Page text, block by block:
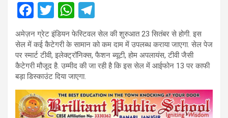
F
a
ce
b
o
o
k
T
wi
tt
er
W
h
at
s
A
p
p
el
e
gr
a
m
अमेज़न ग्रेट इंडियन फेस्टिवल सेल की शुरुआत 23 सितंबर से होगी. इस
सेल में कई कैटेगरी के सामान को कम दाम में उपलब्ध कराया जाएगा. सेल पेज
पर स्मार्ट टीवी, इलेक्ट्रॉनिक्स, फैशन ब्यूटी, होम अपलायंस, टीवी जैसी
कैटेगरी मौजूद है. उम्मीद की जा रही है कि इस सेल में आईफोन 13 पर काफी
बड़ा डिस्काउंट दिया जाएगा.